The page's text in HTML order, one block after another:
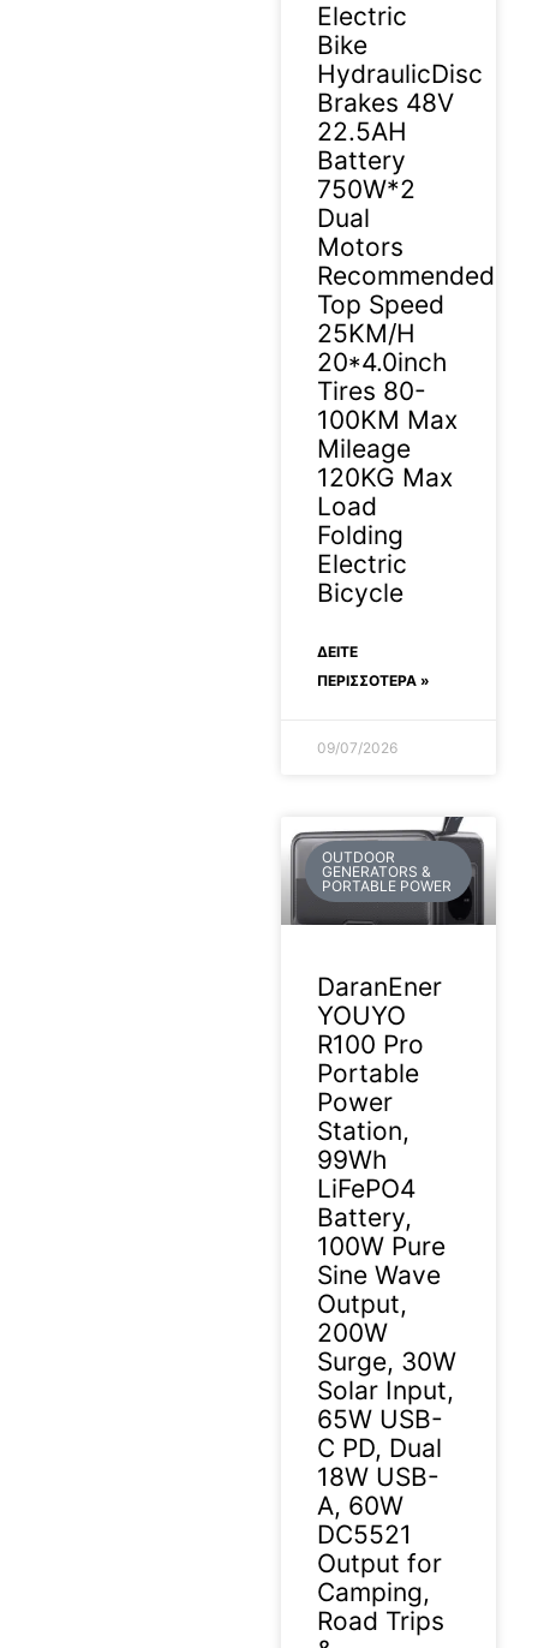
Electric
Bike
HydraulicDisc
Brakes 48V
22.5AH
Battery
750W*2
Dual
Motors
Recommended
Top Speed
25KM/H
20*4.0inch
Tires 80-
100KM Max
Mileage
120KG Max
Load
Folding
Electric
Bicycle
ΔΕΊΤΕ
ΠΕΡΙΣΣΟΤΕΡΑ »
09/07/2026
OUTDOOR
GENERATORS &
PORTABLE POWER
DaranEner
YOUYO
R100 Pro
Portable
Power
Station,
99Wh
LiFePO4
Battery,
100W Pure
Sine Wave
Output,
200W
Surge, 30W
Solar Input,
65W USB-
C PD, Dual
18W USB-
A, 60W
DC5521
Output for
Camping,
Road Trips